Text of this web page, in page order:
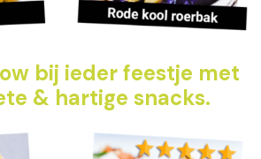
bij ieder feestje met
& hartige snacks.